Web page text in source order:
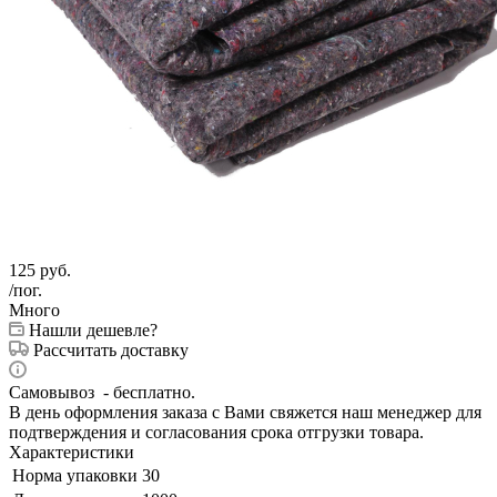
125 руб.
/пог.
Много
Нашли дешевле?
Рассчитать доставку
Самовывоз - бесплатно.
В день оформления заказа с Вами свяжется наш менеджер для
подтверждения и согласования срока отгрузки товара.
Характеристики
Норма упаковки 30